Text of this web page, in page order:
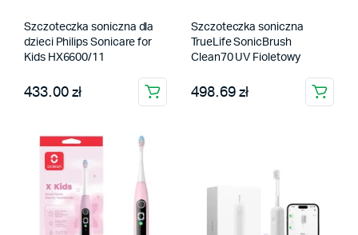
Szczoteczka soniczna dla
dzieci Philips Sonicare for
Kids HX6600/11
433.00 zł
Szczoteczka soniczna
TrueLife SonicBrush
Clean70 UV Fioletowy
498.69 zł